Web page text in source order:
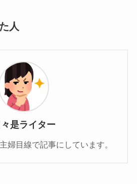
人
々是ライター
婦目線で記事にしています。